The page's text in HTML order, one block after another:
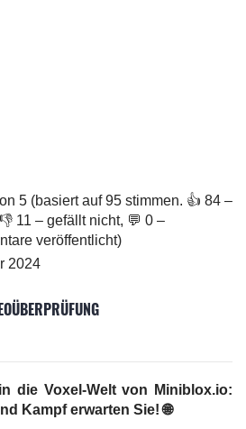
5 (basiert auf 95 stimmen. 👍 84 –
11 – gefällt nicht, 💬 0 –
veröffentlicht)
2024
die Voxel-Welt von Miniblox.io:
Kampf erwarten Sie! 🌐